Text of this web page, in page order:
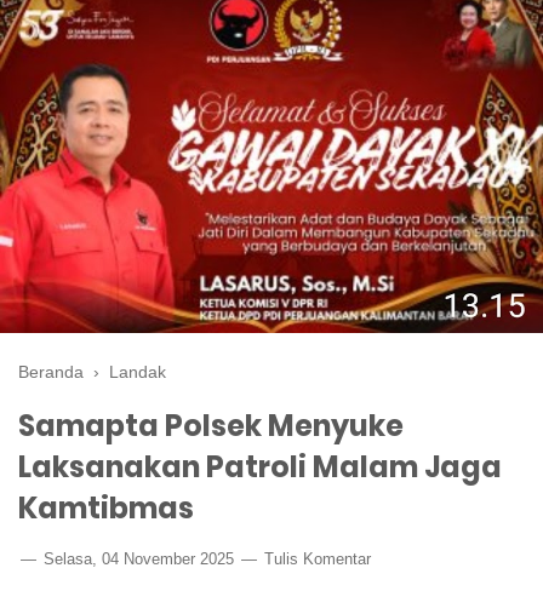
Beranda › Landak
Samapta Polsek Menyuke
Laksanakan Patroli Malam Jaga
Kamtibmas
Selasa, 04 November 2025 Tulis Komentar